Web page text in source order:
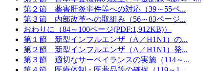
第２節 薬害肝炎事件等への対応（39～55ペ...
第３節 内部改革への取組み（56～83ページ...
おわりに（84～100ページ(PDF:1,912KB)）
第１節 新型インフルエンザ（A／H1N1）の...
第２節 新型インフルエンザ（A／H1N1）発...
第３節 適切なサーベイランスの実施（114～...